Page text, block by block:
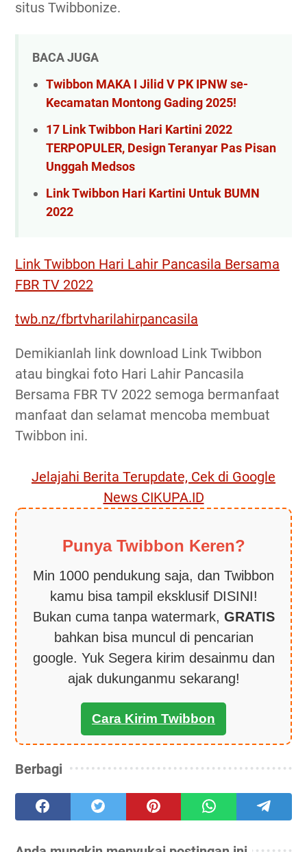
situs Twibbonize.
BACA JUGA
Twibbon MAKA I Jilid V PK IPNW se-
Kecamatan Montong Gading 2025!
17 Link Twibbon Hari Kartini 2022
TERPOPULER, Design Teranyar Pas Pisan
Unggah Medsos
Link Twibbon Hari Kartini Untuk BUMN
2022
Link Twibbon Hari Lahir Pancasila Bersama
FBR TV 2022
twb.nz/fbrtvharilahirpancasila
Demikianlah link download Link Twibbon
atau bingkai foto Hari Lahir Pancasila
Bersama FBR TV 2022 semoga bermanfaat
manfaat dan selamat mencoba membuat
Twibbon ini.
Jelajahi Berita Terupdate, Cek di Google
News CIKUPA.ID
Punya Twibbon Keren?
Min 1000 pendukung saja, dan Twibbon
kamu bisa tampil eksklusif DISINI!
Bukan cuma tanpa watermark, GRATIS
bahkan bisa muncul di pencarian
google. Yuk Segera kirim desainmu dan
ajak dukunganmu sekarang!
Cara Kirim Twibbon
Berbagi